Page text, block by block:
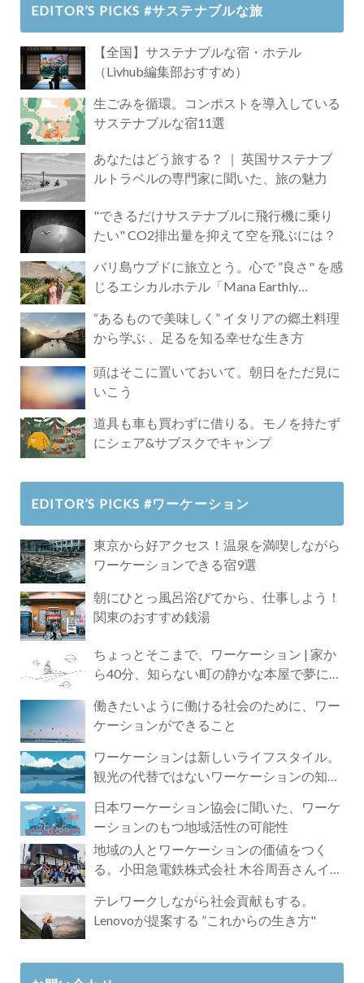
EDITOR’S PICKS #サステナブルな旅
【全国】サステナブルな宿・ホテル
（Livhub編集部おすすめ）
生ごみを循環。コンポストを導入している
サステナブルな宿11選
あなたはどう旅する？ ｜ 英国サステナブ
ルトラベルの専門家に聞いた、旅の魅力
"できるだけサステナブルに飛行機に乗り
たい" CO2排出量を抑えて空を飛ぶには？
バリ島ウブドに旅立とう。心で ”良さ" を感
じるエシカルホテル「Mana Earthly
“あるもので美味しく” イタリアの郷土料理
から学ぶ 、足るを知る幸せな生き方
頭はそこに置いておいて。朝日をただ見に
いこう
道具も車も買わずに借りる。モノを持たず
にシェア&サブスクでキャンプ
EDITOR’S PICKS #ワーケーション
東京から好アクセス！温泉を満喫しながら
ワーケーションできる宿9選
朝にひとっ風呂浴びてから、仕事しよう！
関東のおすすめ銭湯
ちょっとそこまで、ワーケーション | 家か
ら40分、知らない町の静かな本屋で夢に近
働きたいように働ける社会のために、ワー
ケーションができること
ワーケーションは新しいライフスタイル。
観光の代替ではないワーケーションの知ら
日本ワーケーション協会に聞いた、ワーケ
ーションのもつ地域活性の可能性
地域の人とワーケーションの価値をつく
る。小田急電鉄株式会社 木谷周吾さんイン
テレワークしながら社会貢献もする。
Lenovoが提案する ”これからの生き方"